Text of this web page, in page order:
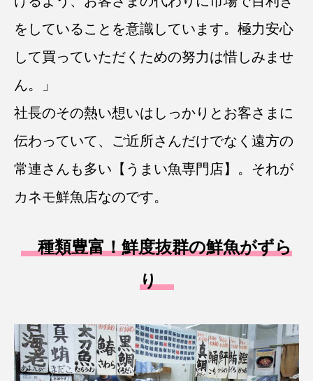
をしていることを意識しています。極力安心
して買っていただくための努力は惜しみませ
ん。」
社長のその熱い想いはしっかりとお客さまに
伝わっていて、ご近所さんだけでなく遠方の
常連さんも多い【うまい魚専門店】。それが
カネモ鮮魚店なのです。
種類豊富！鮮度抜群の鮮魚がずら
り